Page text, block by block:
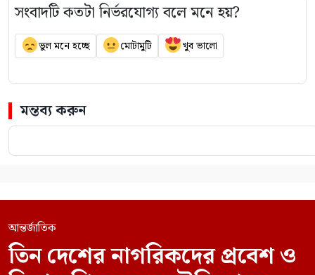
সংবাদটি কতটা নির্ভরযোগ্য বলে মনে হয়?
ভুল মনে হচ্ছে মোটামুটি খুব ভালো
মন্তব্য করুন
আন্তর্জাতিক
তিন দেশের নাগরিকদের প্রবেশ ও